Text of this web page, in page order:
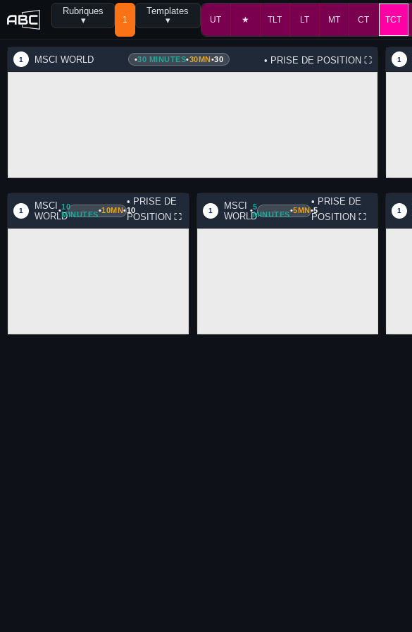
Rubriques
▾
1
Templates
▾
UT ★ TLT LT MT CT TCT
1 MSCI WORLD •30 MINUTES•30MN•30 • PRISE DE POSITION ⛶ 1
1
MSCI
WORLD
•10
MINUTES•10MN•10
• PRISE DE
POSITION ⛶
1
MSCI
WORLD
•5
MINUTES•5MN•5
• PRISE DE
POSITION⛶
1